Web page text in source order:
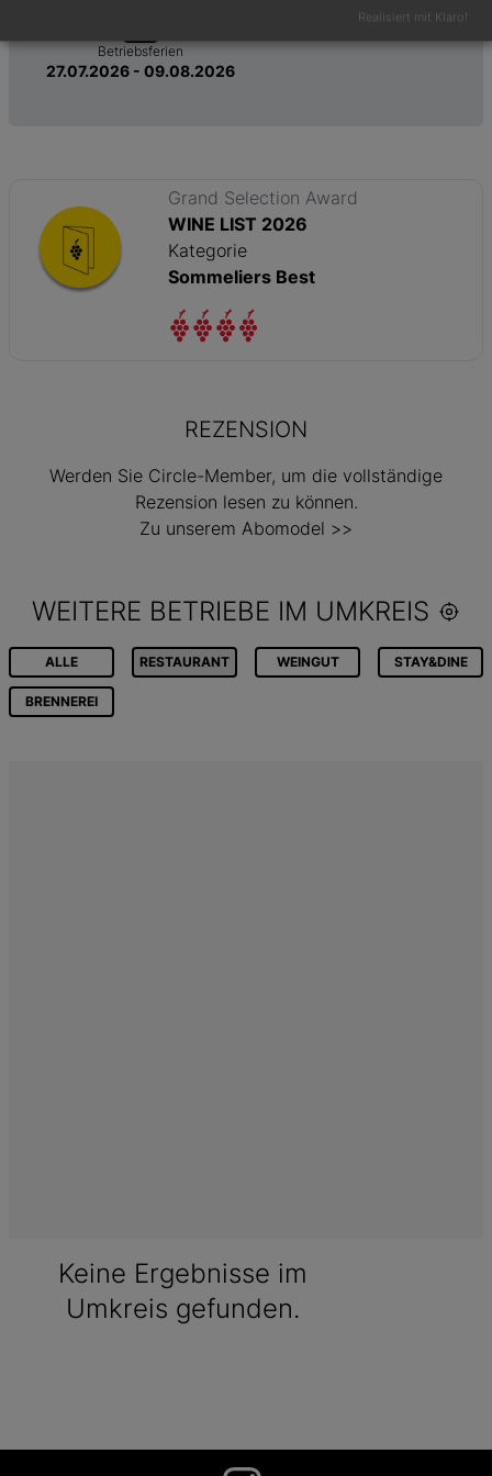
Betriebsferien
27.07.2026 - 09.08.2026
Grand Selection Award
WINE LIST 2026
Kategorie
Sommeliers Best
REZENSION
Werden Sie Circle-Member, um die vollständige
Rezension lesen zu können.
Zu unserem Abomodel >>
WEITERE BETRIEBE IM UMKREIS
ALLE RESTAURANT WEINGUT STAY&DINE
BRENNEREI
Keine Ergebnisse im
Umkreis gefunden.
Realisiert mit Klaro!